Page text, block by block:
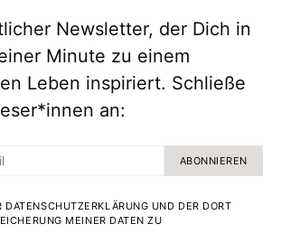
Newsletter, der Dich in
Minute zu einem
Leben inspiriert. Schließe
an:
ABONNIEREN
DATENSCHUTZERKLÄRUNG UND DER DORT
MEINER DATEN ZU